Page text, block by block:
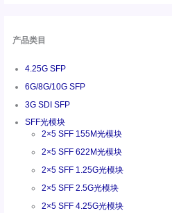
产品类目
4.25G SFP
6G/8G/10G SFP
3G SDI SFP
SFF光模块
2×5 SFF 155M光模块
2×5 SFF 622M光模块
2×5 SFF 1.25G光模块
2×5 SFF 2.5G光模块
2×5 SFF 4.25G光模块